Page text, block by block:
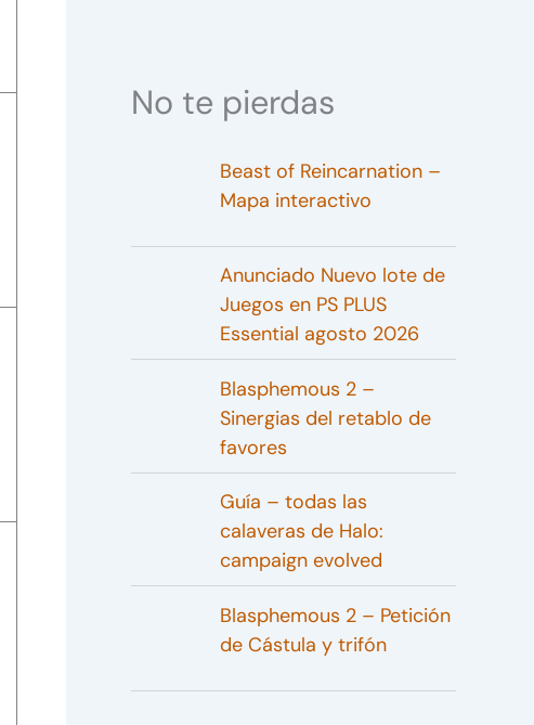
No te pierdas
Beast of Reincarnation –
Mapa interactivo
Anunciado Nuevo lote de
Juegos en PS PLUS
Essential agosto 2026
Blasphemous 2 –
Sinergias del retablo de
favores
Guía – todas las
calaveras de Halo:
campaign evolved
Blasphemous 2 – Petición
de Cástula y trifón